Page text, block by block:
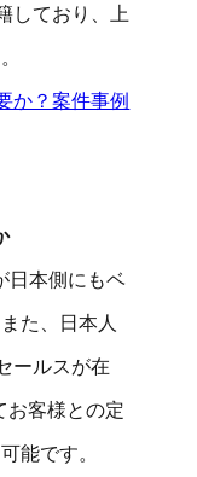
しており、上
か？案件事例
日本側にもベ
た、日本人
ールスが在
お客様との定
能です。